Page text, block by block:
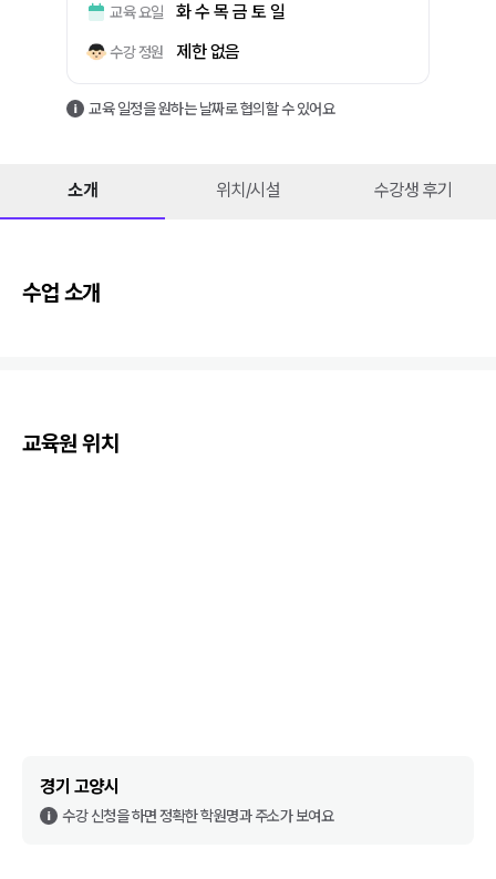
교육 요일 화 수 목 금 토 일
수강 정원 제한 없음
교육 일정을 원하는 날짜로 협의할 수 있어요
소개 위치/시설 수강생 후기
수업 소개
교육원 위치
경기 고양시
수강 신청을 하면 정확한 학원명과 주소가 보여요